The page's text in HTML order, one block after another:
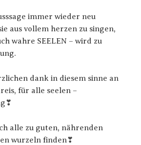
immer wieder neu
aus vollem herzen zu singen,
wahre SEELEN – wird zu
dank in diesem sinne an
für alle seelen –
alle zu guten, nährenden
wurzeln finden❣